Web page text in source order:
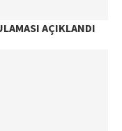
AÇIKLANDI